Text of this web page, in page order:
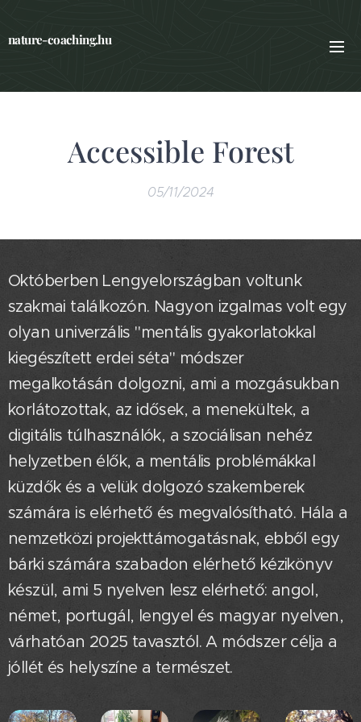
nature-coaching.hu
Accessible Forest
05/11/2024
Októberben Lengyelországban voltunk
szakmai találkozón. Nagyon izgalmas volt egy
olyan univerzális "mentális gyakorlatokkal
kiegészített erdei séta" módszer
megalkotásán dolgozni, ami a mozgásukban
korlátozottak, az idősek, a menekültek, a
digitális túlhasználók, a szociálisan nehéz
helyzetben élők, a mentális problémákkal
küzdők és a velük dolgozó szakemberek
számára is elérhető és megvalósítható. Hála a
nemzetközi projekttámogatásnak, ebből egy
bárki számára szabadon elérhető kézikönyv
készül, ami 5 nyelven lesz elérhető: angol,
német, portugál, lengyel és magyar nyelven,
várhatóan 2025 tavasztól. A módszer célja a
jóllét és helyszíne a természet.